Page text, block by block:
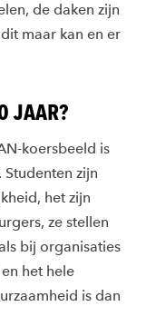
de daken zijn
maar kan en er
JAAR?
koersbeeld is
zijn
het zijn
ze stellen
bij organisaties
het hele
is dan